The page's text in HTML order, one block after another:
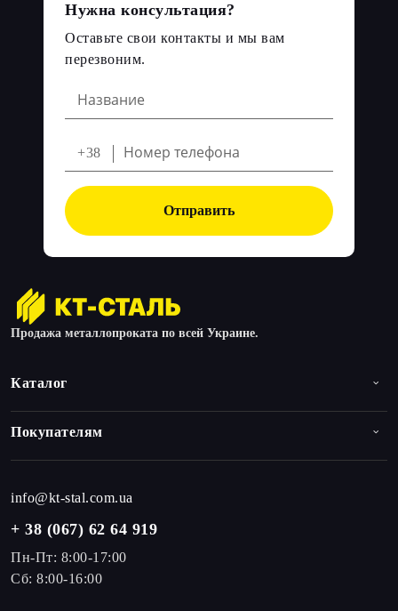
Продажа металлопроката по всей Украине.
info@kt-stal.com.ua
+ 38 (067) 62 64 919
Пн-Пт: 8:00-17:00
Сб: 8:00-16:00
Каталог
Покупателям
Нужна консультация?
Оставьте свои контакты и мы вам
перезвоним.
+38
Отправить